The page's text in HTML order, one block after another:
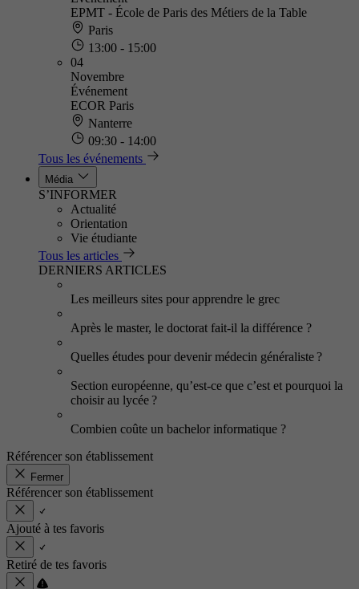
EPMT - École de Paris des Métiers de la Table
Paris
13:00 - 15:00
04
Novembre
Événement
ECOR Paris
Nanterre
09:30 - 14:00
Tous les événements
Média
S’INFORMER
Actualité
Orientation
Vie étudiante
Tous les articles
DERNIERS ARTICLES
Les meilleurs sites pour apprendre le grec
Après le master, le doctorat fait-il la différence ?
Quelles études pour devenir médecin généraliste ?
Section européenne, qu’est-ce que c’est et pourquoi la
choisir au lycée ?
Combien coûte un bachelor informatique ?
Référencer son établissement
Fermer
Référencer son établissement
Ajouté à tes favoris
Retiré de tes favoris